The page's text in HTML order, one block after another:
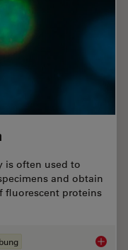
is often used to
and obtain
fluorescent proteins
Going